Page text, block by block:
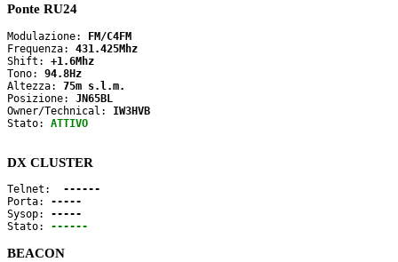
Ponte RU24
Modulazione:
FM/C4FM
Frequenza: 431.425Mhz
Shift: +1.6Mhz
Tono: 94.8Hz
Altezza: 75m s.l.m.
Posizione: JN65BL
Owner/Technical: IW3HVB
Stato: ATTIVO
DX CLUSTER
Telnet:
------
Porta: -----
Sysop: -----
Stato: ------
BEACON